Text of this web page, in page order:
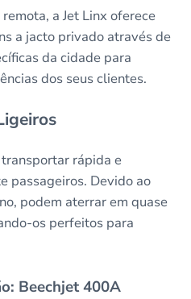
a Jet Linx oferece
a jacto privado através de
da cidade para
dos seus clientes.
rápida e
passageiros. Devido ao
podem aterrar em quase
os perfeitos para
Beechjet 400A